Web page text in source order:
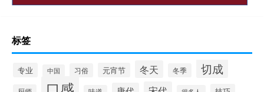
标签
专业 中国 习俗 元宵节 冬天 冬季 切成